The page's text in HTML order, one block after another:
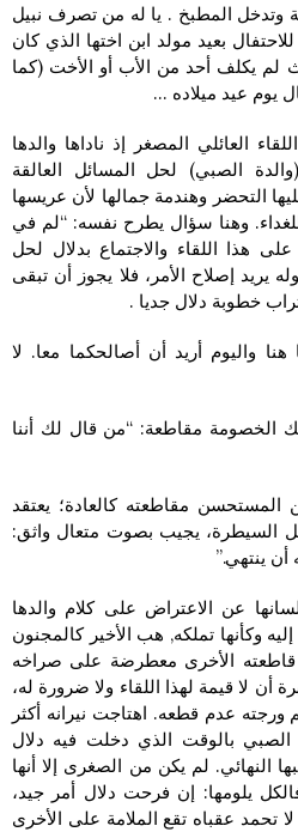
وتدخل المطبخ . يا له من تصرف نبيل
بعيد مولد ابن اختها الذي كان
لم يكلف أحد من الأب أو الأخت (كما
يوم عيد ميلاده …
العائلي المصغر إذ ناداها والدها
الصبي) لحل المسائل العالقة
التحضر وهندمة جمالها لأن عريسها
وهنا سؤال يطرح نفسه: “لم في
هذا اللقاء والاجتماع بدلال لحل
يريد إصلاح الأمر، فلا يجوز أن تبقى
خطوبة دلال جديا .
هنا واليوم أريد أن أصالحكما معا. لا
الخصومة مقاطعة: “من قال لك أننا
مقاطعته كالعادة؛ يعتقد
السيطرة، يجيب بصوت متعال واثق:
ينتهي.”
عن الاعتراض على كلام والدها
وكأنها تملكه, هب الأخير كالمجنون
قاطعته الأخرى معطرضة على صراخه
أن لا قيمة لهذا اللقاء ولا ضرورة له،
ورجته عدم قطعه. اهتاجت نيرانه أكثر
بالوقت الذي دخلت فيه دلال
النهائي. لم يكن من الصغرى إلا أنها
يلومها: إن فرحت دلال أمر جيد،
تحمد عقباه تقع الملامة على الأخرى